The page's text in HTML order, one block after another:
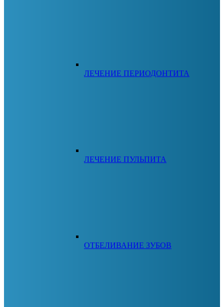
ЛЕЧЕНИЕ ПЕРИОДОНТИТА
ЛЕЧЕНИЕ ПУЛЬПИТА
ОТБЕЛИВАНИЕ ЗУБОВ